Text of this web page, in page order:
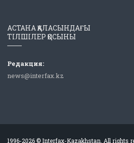
АСТАНА ҚАЛАСЫНДАҒЫ
ТІЛШІЛЕР ҚОСЫНЫ
Редакция:
news@interfax.kz
1996-2026 © Interfax-Kazakhstan. All rights